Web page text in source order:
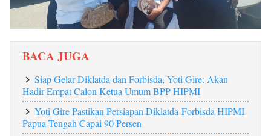
BACA JUGA
Siap Gelar Diklatda dan Forbisda, Yoti Gire: Akan
Hadir Empat Calon Ketua Umum BPP HIPMI
Yoti Gire Pastikan Persiapan Diklatda-Forbisda HIPMI
Papua Tengah Capai 90 Persen